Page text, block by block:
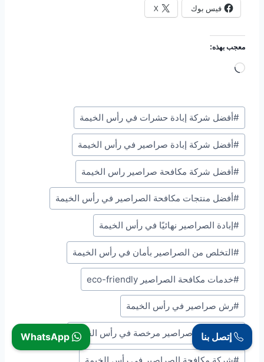
فيس بوك X
معجب بهذه:
ج
ي
ا
ل
ت
ح
م
ي
ل
…
وسوم
المقال:
#أفضل شركة إبادة حشرات في رأس الخيمة
#أفضل شركة إبادة صراصير في رأس الخيمة
#أفضل شركة مكافحة صراصير راس الخيمة
#أفضل منتجات مكافحة الصراصير في رأس الخيمة
#إبادة الصراصير نهائيًا في رأس الخيمة
#التخلص من الصراصير بأمان في رأس الخيمة
#خدمات مكافحة الصراصير eco-friendly
#رش صراصير في رأس الخيمة
# شركة رش صراصير مرخصة في رأس الخيمة
إتصل بنا